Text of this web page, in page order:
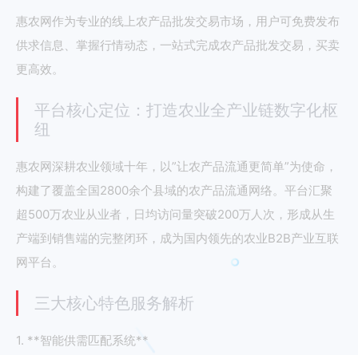
惠农网作为专业的线上农产品批发交易市场，用户可免费发布
供求信息、掌握行情动态，一站式完成农产品批发交易，买卖
更高效。
平台核心定位：打造农业全产业链数字化枢
纽
惠农网深耕农业领域十年，以”让农产品流通更简单”为使命，
构建了覆盖全国2800余个县域的农产品流通网络。平台汇聚
超500万农业从业者，日均访问量突破200万人次，形成从生
产端到销售端的完整闭环，成为国内领先的农业B2B产业互联
网平台。
三大核心特色服务解析
1. **智能供需匹配系统**